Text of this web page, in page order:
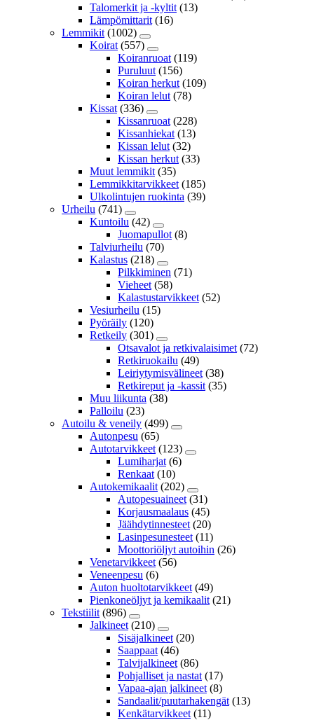
Talomerkit ja -kyltit (13)
Lämpömittarit (16)
Lemmikit (1002)
Koirat (557)
Koiranruoat (119)
Puruluut (156)
Koiran herkut (109)
Koiran lelut (78)
Kissat (336)
Kissanruoat (228)
Kissanhiekat (13)
Kissan lelut (32)
Kissan herkut (33)
Muut lemmikit (35)
Lemmikkitarvikkeet (185)
Ulkolintujen ruokinta (39)
Urheilu (741)
Kuntoilu (42)
Juomapullot (8)
Talviurheilu (70)
Kalastus (218)
Pilkkiminen (71)
Vieheet (58)
Kalastustarvikkeet (52)
Vesiurheilu (15)
Pyöräily (120)
Retkeily (301)
Otsavalot ja retkivalaisimet (72)
Retkiruokailu (49)
Leiriytymisvälineet (38)
Retkireput ja -kassit (35)
Muu liikunta (38)
Palloilu (23)
Autoilu & veneily (499)
Autonpesu (65)
Autotarvikkeet (123)
Lumiharjat (6)
Renkaat (10)
Autokemikaalit (202)
Autopesuaineet (31)
Korjausmaalaus (45)
Jäähdytinnesteet (20)
Lasinpesunesteet (11)
Moottoriöljyt autoihin (26)
Venetarvikkeet (56)
Veneenpesu (6)
Auton huoltotarvikkeet (49)
Pienkoneöljyt ja kemikaalit (21)
Tekstiilit (896)
Jalkineet (210)
Sisäjalkineet (20)
Saappaat (46)
Talvijalkineet (86)
Pohjalliset ja nastat (17)
Vapaa-ajan jalkineet (8)
Sandaalit/puutarhakengät (13)
Kenkätarvikkeet (11)